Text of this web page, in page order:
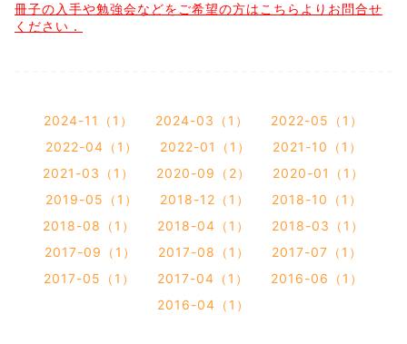
冊子の入手や勉強会などをご希望の方はこちらよりお問合せ
ください．
2024-11（1） 2024-03（1）
2022-05（1）
2022-04（1）
2022-01（1）
2021-10（1）
2021-03（1）
2020-09（2）
2020-01（1）
2019-05（1）
2018-12（1）
2018-10（1）
2018-08（1）
2018-04（1）
2018-03（1）
2017-09（1）
2017-08（1）
2017-07（1）
2017-05（1）
2017-04（1）
2016-06（1）
2016-04（1）